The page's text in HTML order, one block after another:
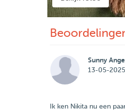
Sunny
13-05-2025
Ik ken Nikita nu een